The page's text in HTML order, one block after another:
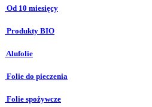
Od 10 miesięcy
Produkty BIO
Alufolie
Folie do pieczenia
Folie spożywcze